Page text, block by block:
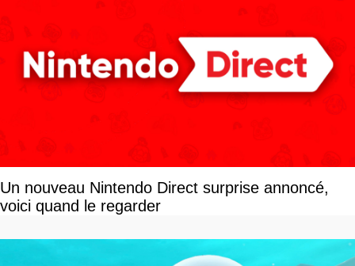
Un nouveau Nintendo Direct surprise annoncé,
voici quand le regarder